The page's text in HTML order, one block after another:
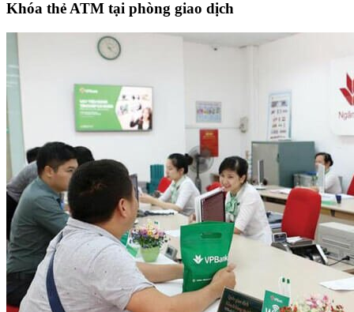
Khóa thẻ ATM tại phòng giao dịch